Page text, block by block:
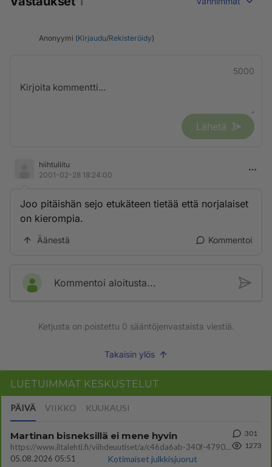
Anonyymi (Kirjaudu/Rekisteröidy)
5000
Lähetä
hiihtuliitu
2001-02-28 18:24:00
Joo pitäishän sejo etukäteen tietää että norjalaiset
on kierompia.
Äänestä Kommentoi
Kommentoi aloitusta...
Ketjusta on poistettu 0 sääntöjenvastaista viestiä.
Takaisin ylös
LUETUIMMAT KESKUSTELUT
PÄIVÄ VIIKKO KUUKAUSI
Martinan bisneksillä ei mene hyvin
https://www.iltalehti.fi/viihdeuutiset/a/c46da6ab-340f-4790-aaa7-0865eed2336 Yrityksen konkurssihakemus on tullut kärä
05.08.2026 05:51
Kotimaiset julkkisjuorut
301
1273